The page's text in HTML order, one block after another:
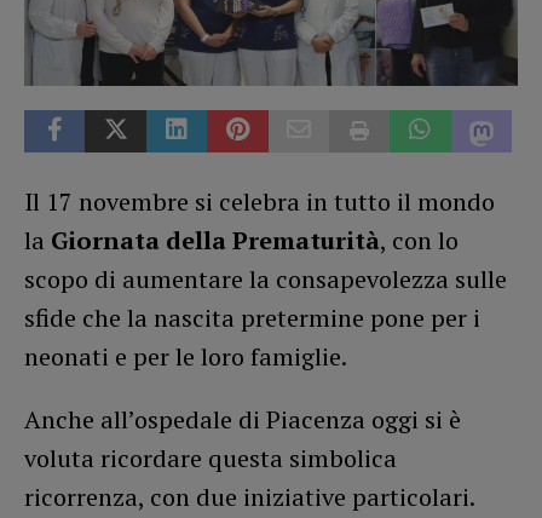
Il 17 novembre si celebra in tutto il mondo
la Giornata della Prematurità, con lo
scopo di aumentare la consapevolezza sulle
sfide che la nascita pretermine pone per i
neonati e per le loro famiglie.
Anche all’ospedale di Piacenza oggi si è
voluta ricordare questa simbolica
ricorrenza, con due iniziative particolari.